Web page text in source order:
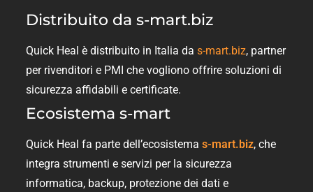
Distribuito da s-mart.biz
Quick Heal è distribuito in Italia das-mart.biz, partner
per rivenditori e PMI che vogliono offrire soluzioni di
sicurezza affidabili e certificate.
Ecosistema s-mart
Quick Heal fa parte dell’ecosistemas-mart.biz, che
integra strumenti e servizi per la sicurezza
informatica, backup, protezione dei dati e